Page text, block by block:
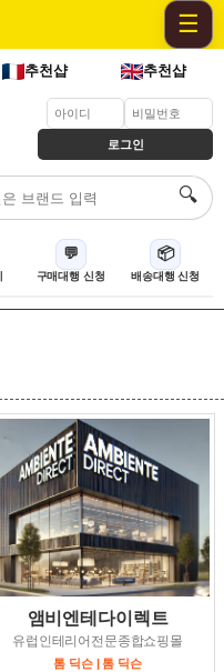
☰
추천샵 추천샵
로그인
🔍
💬
구매대행 신청
📦
배송대행 신청
앰비엔테다이렉트
유럽인테리어전문종합쇼핑몰
톰 딕슨 | 톰 딕슨